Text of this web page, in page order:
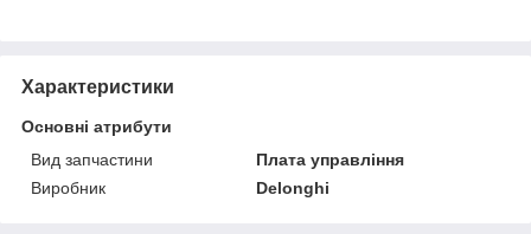
Характеристики
Основні атрибути
Вид запчастини
Плата управління
Виробник
Delonghi